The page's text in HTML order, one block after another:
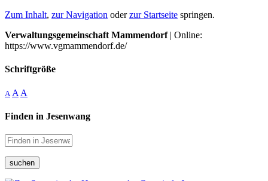
Zum Inhalt, zur Navigation oderzur Startseite springen.
Verwaltungsgemeinschaft Mammendorf| Online:
https://www.vgmammendorf.de/
Schriftgröße
A A A
Finden in Jesenwang
suchen